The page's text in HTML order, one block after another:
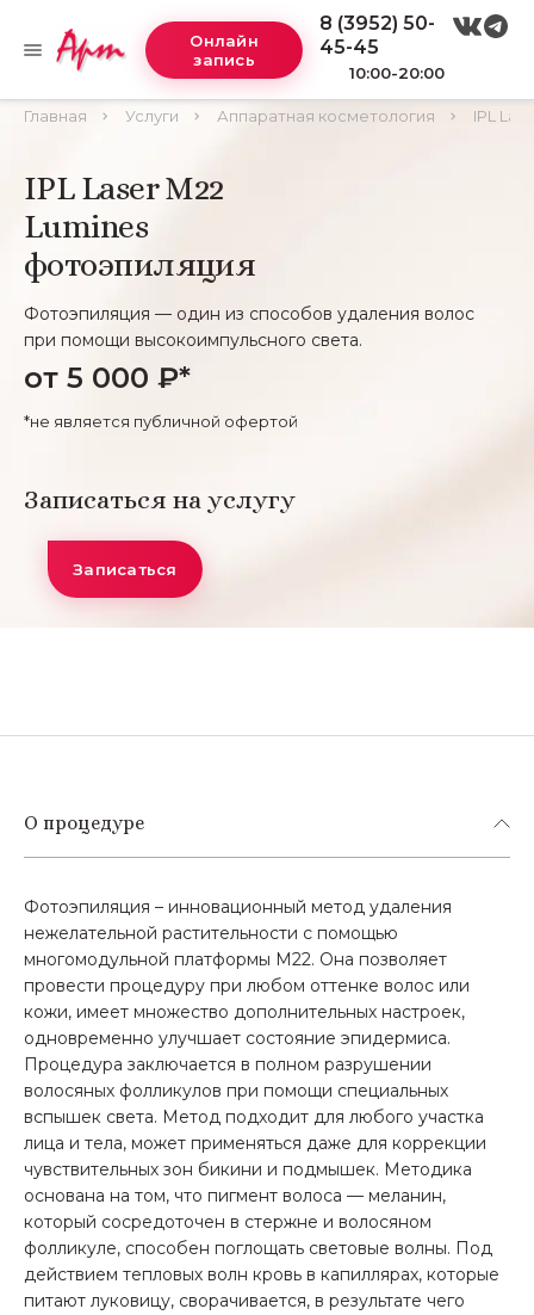
Онлайн
запись
8 (3952) 50-
45-45
10:00-20:00
Главная Услуги Аппаратная косметология IPL
IPL Laser M22
Lumines
фотоэпиляция
Фотоэпиляция — один из способов удаления волос
при помощи высокоимпульсного света.
от 5 000 ₽*
*не является публичной офертой
Записаться на услугу
Записаться
О процедуре
Фотоэпиляция – инновационный метод удаления
нежелательной растительности с помощью
многомодульной платформы М22. Она позволяет
провести процедуру при любом оттенке волос или
кожи, имеет множество дополнительных настроек,
одновременно улучшает состояние эпидермиса.
Процедура заключается в полном разрушении
волосяных фолликулов при помощи специальных
вспышек света. Метод подходит для любого участка
лица и тела, может применяться даже для коррекции
чувствительных зон бикини и подмышек. Методика
основана на том, что пигмент волоса — меланин,
который сосредоточен в стержне и волосяном
фолликуле, способен поглощать световые волны. Под
действием тепловых волн кровь в капиллярах, которые
питают луковицу, сворачивается, в результате чего